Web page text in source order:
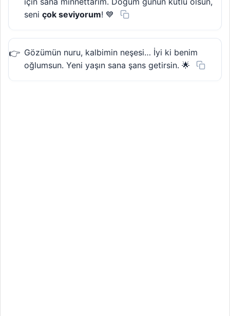
seni çok seviyorum! 💙
Gözümün nuru, kalbimin neşesi… İyi ki benim
oğlumsun. Yeni yaşın sana şans getirsin. 🌟